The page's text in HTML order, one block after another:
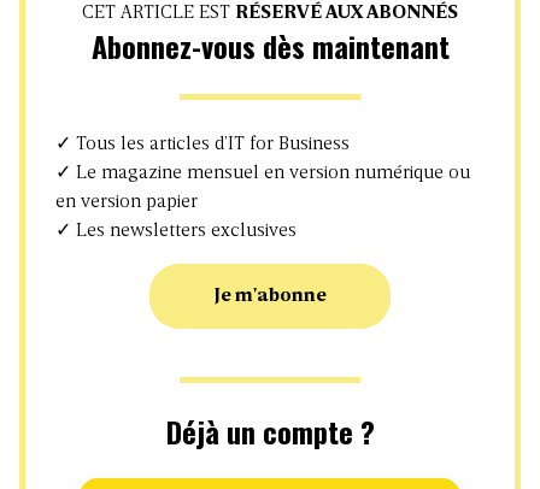
CET ARTICLE EST RÉSERVÉ AUX ABONNÉS
Abonnez-vous dès maintenant
✓ Tous les articles d’IT for Business
✓ Le magazine mensuel en version numérique ou
en version papier
✓ Les newsletters exclusives
Je m'abonne
Déjà un compte ?